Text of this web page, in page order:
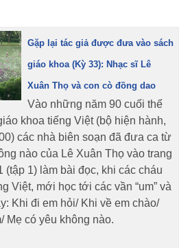
Gặp lại tác giả được đưa vào sách
giáo khoa (Kỳ 33): Nhạc sĩ Lê
Xuân Thọ và con cò đồng dao
Vào những năm 90 cuối thế
khoa tiếng Việt (bộ hiện hành,
các nhà biên soạn đã đưa ca từ
nào của Lê Xuân Thọ vào trang
(tập 1) làm bài đọc, khi các cháu
Việt, mới học tới các vần “um” và
Khi đi em hỏi/ Khi về em chào/
Mẹ có yêu không nào.